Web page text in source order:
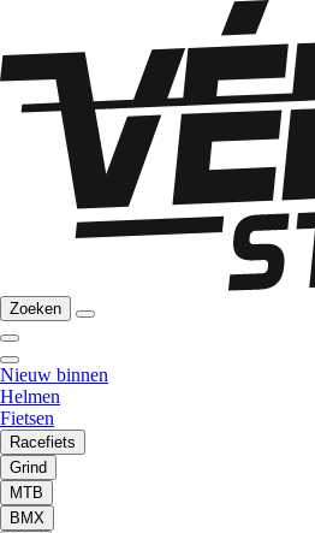
Zoeken
Nieuw binnen
Helmen
Fietsen
Racefiets
Grind
MTB
BMX